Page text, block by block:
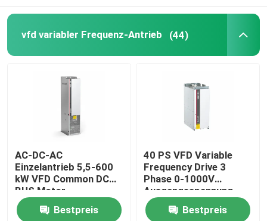
vfd variabler Frequenz-Antrieb (44)
AC-DC-AC
Einzelantrieb 5,5-600
kW VFD Common DC
BUS Motor
Wechselfrequenzantrieb
für das Heben
Bestpreis
40 PS VFD Variable
Frequency Drive 3
Phase 0-1000V
Ausgangsspannung
Bestpreis